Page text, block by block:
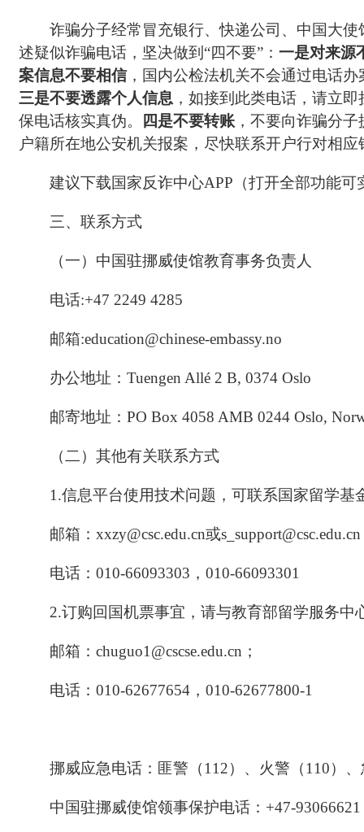
诈骗分子经常冒充银行、快递公司、中国大
述疑似诈骗电话，坚决做到“四不要”： 一是对来源
案信息不要相信，国内公检法机关不会通过电话
三是不要透露个人信息 ，如接到此类电话，请立
保电话核实真伪。
四是不要转账 ，不要向诈骗分
户籍所在地公安机关报案，尽快联系开户行对相
建议下载国家反诈中心APP（打开全部功能
三、联系方式
（一）中国驻挪威使馆教育事务负责人
电话:+47 2249 4285
邮箱:education@chinese-embassy.no
办公地址：Tuengen Allé 2 B, 0374 Oslo
邮寄地址：PO Box 4058 AMB 0244 Oslo,
（二）其他有关联系方式
1.信息平台使用技术问题，可联系国家留学基
邮箱：xxzy@csc.edu.cn或s_support@csc.edu.cn
电话：010-66093303，010-66093301
2.订购回国机票事宜，请与教育部留学服务中
邮箱：chuguo1@cscse.edu.cn；
电话：010-62677654，010-62677800-1
挪威应急电话：匪警（112）、火警（110）
中国驻挪威使馆领事保护电话：+47-93066621